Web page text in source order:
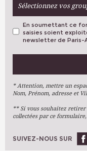
Sélectionnez vos
VOS PRÉFÉRENCES
Arts Plastiques
Arts Du Texte
Arts Numériques
Ateliers À L'année
En soumettant ce
saisies soient
newsletter de Paris-
* Attention, mettre un
Nom, Prénom, adresse et
** Si vous souhaitez retirer
collectées par ce
SUIVEZ-NOUS SUR